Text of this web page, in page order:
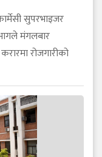
सुपरभाइजर
मंगलबार
रोजगारीको